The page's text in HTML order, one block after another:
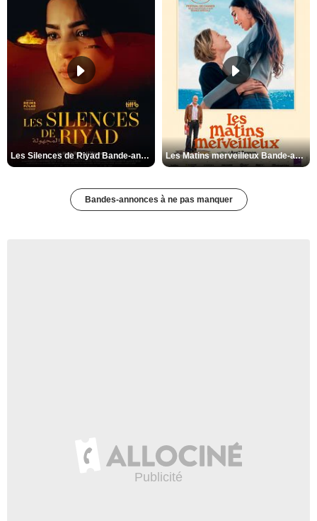
Les Silences de Riyad Bande-annonce VO STFR Les Matins merveilleux Bande-annonce VF
Bandes-annonces à ne pas manquer